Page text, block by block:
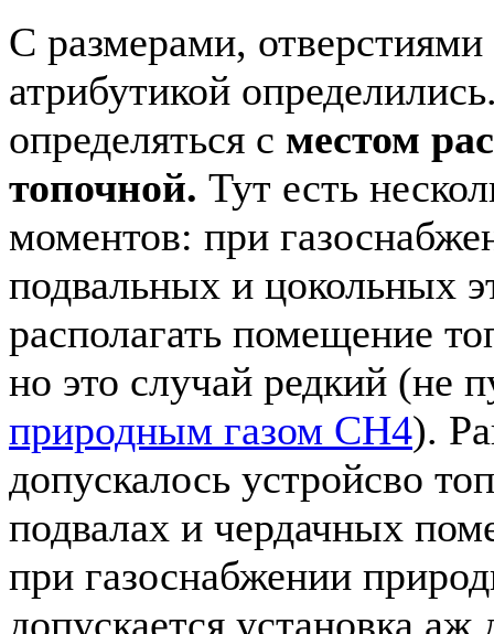
С размерами,
атрибутикой
определяться с местом
топочной. Тут есть
моментов: при
подвальных и цокольных
располагать помещение
но это случай редкий (не
природным газом CH4).
допускалось устройсво
подвалах и чердачных
при газоснабжении
допускается установка